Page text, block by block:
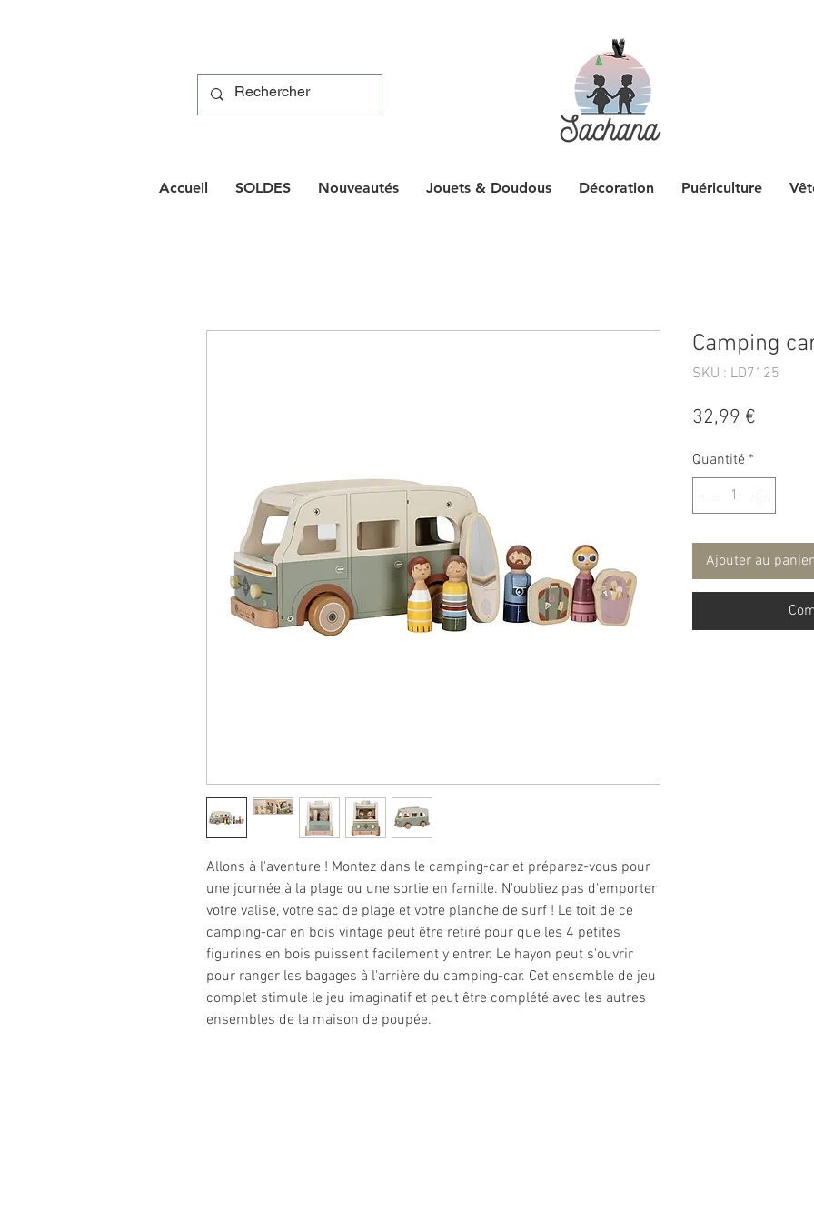
Accueil SOLDES Nouveautés Jouets & Doudous Décoration Puériculture
Allons à l'aventure ! Montez dans le camping-car et préparez-vous pour
une journée à la plage ou une sortie en famille. N'oubliez pas d'emporter
votre valise, votre sac de plage et votre planche de surf ! Le toit de ce
camping-car en bois vintage peut être retiré pour que les 4 petites
figurines en bois puissent facilement y entrer. Le hayon peut s'ouvrir
pour ranger les bagages à l'arrière du camping-car. Cet ensemble de jeu
complet stimule le jeu imaginatif et peut être complété avec les autres
ensembles de la maison de poupée.
Camping
SKU : LD7125
32,99 €
Quantité *
Ajouter au panier